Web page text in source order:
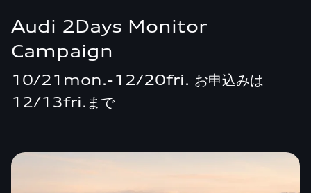
Audi 2Days Monitor
Campaign
10/21mon.-12/20fri. お申込みは
12/13fri.まで